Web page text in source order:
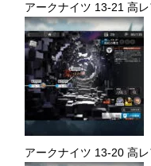
アークナイツ 13-21 高
アークナイツ 13-20 高